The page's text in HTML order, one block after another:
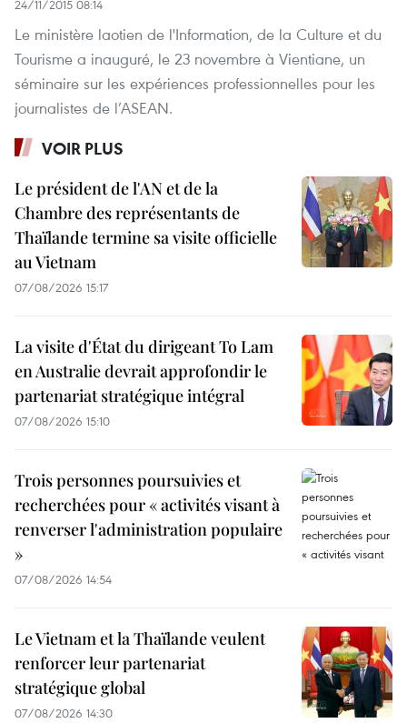
24/11/2015 08:14
Le ministère laotien de l'Information, de la Culture et du
Tourisme a inauguré, le 23 novembre à Vientiane, un
séminaire sur les expériences professionnelles pour les
journalistes de l’ASEAN.
VOIR PLUS
Le président de l'AN et de la
Chambre des représentants de
Thaïlande termine sa visite officielle
au Vietnam
07/08/2026 15:17
La visite d'État du dirigeant To Lam
en Australie devrait approfondir le
partenariat stratégique intégral
07/08/2026 15:10
Trois personnes poursuivies et
recherchées pour « activités visant à
renverser l'administration populaire
»
07/08/2026 14:54
Le Vietnam et la Thaïlande veulent
renforcer leur partenariat
stratégique global
07/08/2026 14:30